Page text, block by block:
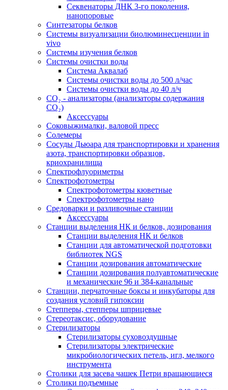
Секвенаторы ДНК 3-го поколения,
нанопоровые
Синтезаторы белков
Системы визуализации биолюминесценции in
vivo
Системы изучения белков
Системы очистки воды
Система Аквалаб
Системы очистки воды до 500 л/час
Системы очистки воды до 40 л/ч
СО₂ - анализаторы (анализаторы содержания
СО₂)
Аксессуары
Соковыжималки, валовой пресс
Солемеры
Сосуды Дьюара для транспортировки и хранения
азота, транспортировки образцов,
криохранилища
Спектрофлуориметры
Спектрофотометры
Спектрофотометры кюветные
Спектрофотометры нано
Средоварки и разливочные станции
Аксессуары
Станции выделения НК и белков, дозирования
Станции выделения НК и белков
Станции для автоматической подготовки
библиотек NGS
Станции дозирования автоматические
Станции дозирования полуавтоматические
и механические 96 и 384-канальные
Станции, перчаточные боксы и инкубаторы для
создания условий гипоксии
Степперы, степперы шприцевые
Стереотаксис, оборудование
Стерилизаторы
Стерилизаторы суховоздушные
Стерилизаторы электрические
микробиологических петель, игл, мелкого
инструмента
Столики для засева чашек Петри вращающиеся
Столики подъемные